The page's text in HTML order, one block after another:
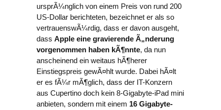
ursprÃ¼nglich von einem Preis von rund 200
US-Dollar berichteten, bezeichnet er als so
vertrauenswÃ¼rdig, dass er davon ausgeht,
dass Apple eine gravierende Ã„nderung
vorgenommen haben kÃ¶nnte, da nun
anscheinend ein weitaus hÃ¶herer
Einstiegspreis gewÃ¤hlt wurde. Dabei hÃ¤lt
er es fÃ¼r mÃ¶glich, dass der IT-Konzern
aus Cupertino doch kein 8-Gigabyte-iPad mini
anbieten, sondern mit einem 16 Gigabyte-